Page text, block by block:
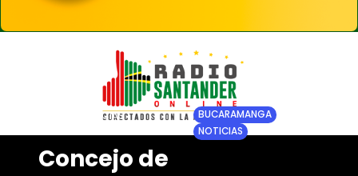
NOTICIAS
BUCARAMANGA
NOTICIAS
Concejo de